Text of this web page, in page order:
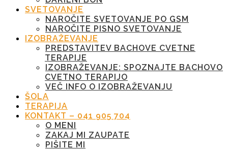
SVETOVANJE
NAROČITE SVETOVANJE PO GSM
NAROČITE PISNO SVETOVANJE
IZOBRAŽEVANJE
PREDSTAVITEV BACHOVE CVETNE
TERAPIJE
IZOBRAŽEVANJE: SPOZNAJTE BACHOVO
CVETNO TERAPIJO
VEČ INFO O IZOBRAŽEVANJU
ŠOLA
TERAPIJA
KONTAKT – 041 905 704
O MENI
ZAKAJ MI ZAUPATE
PIŠITE MI